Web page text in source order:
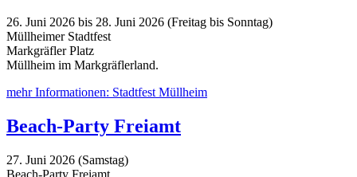
26. Juni 2026 bis 28. Juni 2026 (Freitag bis Sonntag)
Müllheimer Stadtfest
Markgräfler Platz
Müllheim im Markgräflerland.
mehr Informationen: Stadtfest Müllheim
Beach-Party Freiamt
27. Juni 2026 (Samstag)
Beach-Party Freiamt